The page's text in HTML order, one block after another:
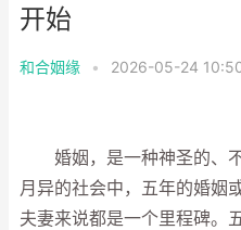
开始
和合姻缘 • 2026-05-24
婚姻，是一种神圣的、不
月异的社会中，五年的婚姻
夫妻来说都是一个里程碑。